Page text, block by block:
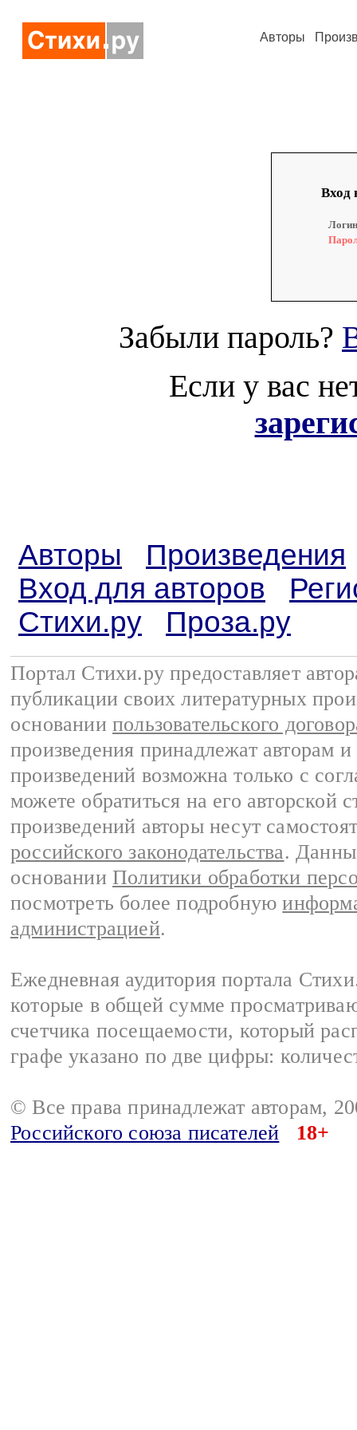
Авторы
Вход
Забыли пароль?
Если у вас
Авторы
Произведения
Вход для авторов
Стихи.ру
Проза.ру
Портал Стихи.ру предоставляет
публикации своих литературных
основании пользовательского
произведения принадлежат авторам
произведений возможна только с
можете обратиться на его авторской
произведений авторы несут
российского законодательства.
основании Политики обработки
посмотреть более подробную
администрацией.
Ежедневная аудитория портала
которые в общей сумме
счетчика посещаемости, который
графе указано по две цифры:
© Все права принадлежат авторам,
Российского союза писателей
18+